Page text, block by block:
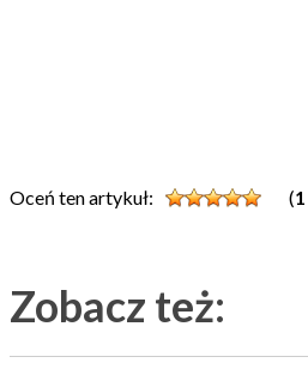
Oceń ten artykuł: (1
Zobacz też: